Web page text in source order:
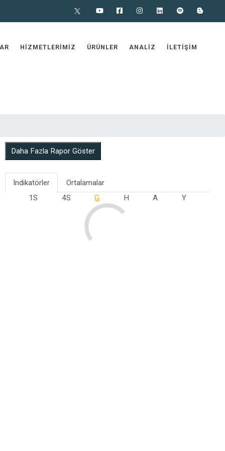
X Youtube FacebookInstagramLinkedinSpotify
HIZMETLERIMIZ ÜRÜNLER ANALIZ İLETIŞIM
Daha Fazla Rapor Göster
Indikatörler
Ortalamalar
1S
4S G H A Y